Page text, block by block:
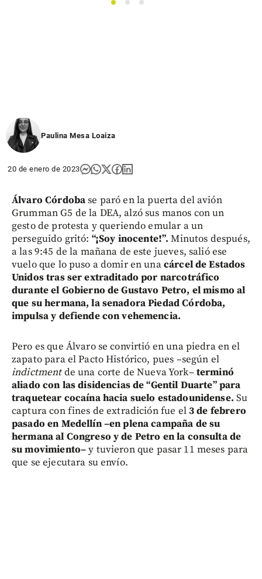
1 2 3
Paulina Mesa Loaiza
20 de enero de 2023
Álvaro Córdobase paró en la puerta del avión
Grumman G5 de la DEA, alzó sus manos con un
gesto de protesta y queriendo emular a un
perseguido gritó: “¡Soy inocente!”. Minutos después,
a las 9:45 de la mañana de este jueves, salió ese
vuelo que lo puso a domir en unacárcel de Estados
Unidos tras ser extraditado por narcotráfico
durante el Gobierno de Gustavo Petro, el mismo al
que su hermana, la senadora Piedad Córdoba,
impulsa y defiende con vehemencia.
Pero es que Álvaro se convirtió en una piedra en el
zapato para el Pacto Histórico, pues –según el
indictmentde una corte de Nueva York– terminó
aliado con las disidencias de “Gentil Duarte” para
traquetear cocaína hacia suelo estadounidense. Su
captura con fines de extradición fue el3 de febrero
pasado en Medellín –en plena campaña de su
hermana al Congreso y de Petro en la consulta de
su movimiento–y tuvieron que pasar 11 meses para
que se ejecutara su envío.